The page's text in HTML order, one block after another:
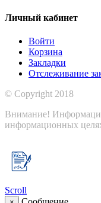
Личный кабинет
Войти
Корзина
Закладки
Отслеживание
© Copyright 2018
Внимание!
информационных
Scroll